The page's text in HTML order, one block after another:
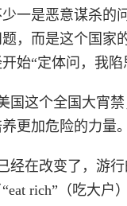
一是恶意谋杀的
，而是这个国家
始“定体问，我陷
国这个全国大宵
更加危险的力量。
经在改变了，游行
rich”（吃大户